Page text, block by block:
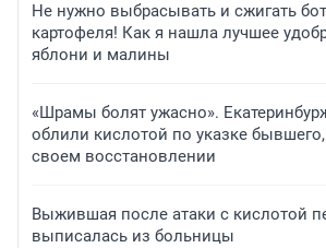
Не нужно выбрасывать и сжигать
картофеля! Как я нашла лучшее
яблони и малины
«Шрамы болят ужасно».
облили кислотой по указке
своем восстановлении
Выжившая после атаки с кислотой
выписалась из больницы